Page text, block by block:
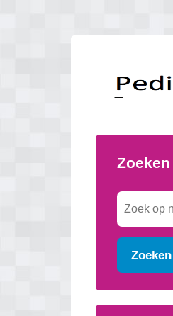
Zoeken
Zoeken